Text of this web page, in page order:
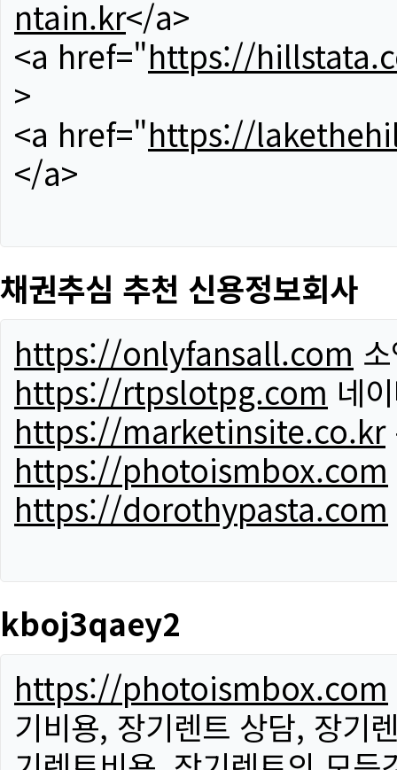
ntain.kr</a>
<a href="https://
>
<a href="https://
</a>
채권추심 추천 신용정보회사
https://onlyfansall.com
https://rtpslotpg.com 네
https://marketinsite.co.kr
https://photoismbox.com
https://dorothypasta.com
kboj3qaey2
https://photoismbox.com
기비용, 장기렌트 상담, 장기